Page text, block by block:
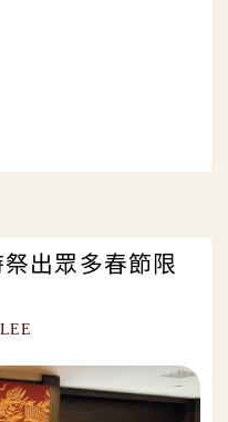
出眾多春節限